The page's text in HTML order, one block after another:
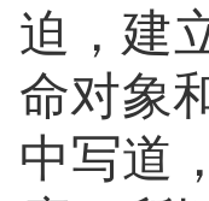
迫，建
命对象
中写道